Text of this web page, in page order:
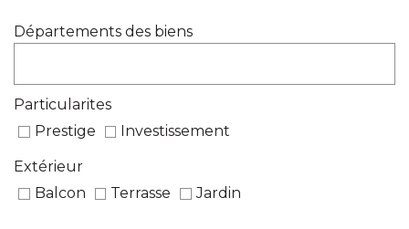
Départements des biens
Particularites
prestige
investissement
Extérieur
balcon
terrasse jardin